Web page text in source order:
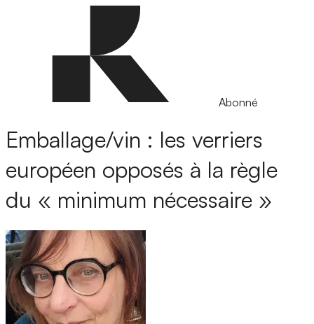
Abonné
Emballage/vin : les verriers
européen opposés à la règle
du « minimum nécessaire »